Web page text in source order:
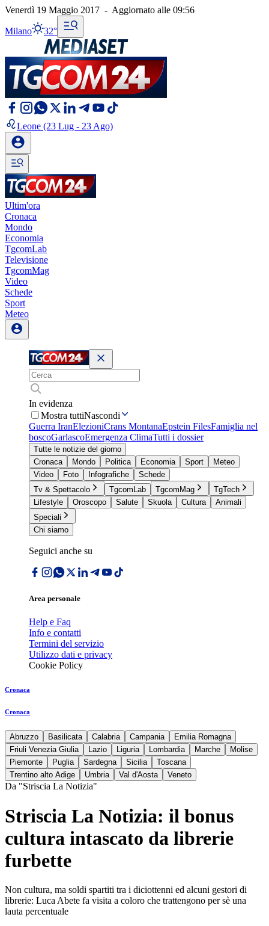
Venerdì 19 Maggio 2017 - Aggiornato alle 09:56
Milano 32°
Leone (23 Lug - 23 Ago)
Ultim'ora
Cronaca
Mondo
Economia
TgcomLab
Televisione
TgcomMag
Video
Schede
Sport
Meteo
In evidenza
Mostra tuttiNascondi
Guerra IranElezioniCrans MontanaEpstein FilesFamiglia nel
boscoGarlascoEmergenza ClimaTutti i dossier
Tutte le notizie del giorno
Cronaca
Mondo Politica Economia Sport
Meteo
Video
Foto Infografiche
Schede
Tv & Spettacolo
TgcomLab TgcomMag
TgTech
Lifestyle
Oroscopo Salute Skuola Cultura
Animali
Speciali
Chi siamo
Seguici anche su
Area personale
Help e Faq
Info e contatti
Termini del servizio
Utilizzo dati e privacy
Cookie Policy
Cronaca
Cronaca
Abruzzo Basilicata Calabria Campania
Emilia Romagna
Friuli Venezia Giulia
Lazio Liguria Lombardia Marche
Molise
Piemonte
Puglia Sardegna Sicilia
Toscana
Trentino alto Adige
Umbria Val d'Aosta Veneto
Da "Striscia La Notizia"
Striscia La Notizia: il bonus
cultura intascato da librerie
furbette
Non cultura, ma soldi spartiti tra i diciottenni ed alcuni gestori di
librerie: Luca Abete fa visita a coloro che trattengono per sè una
lauta percentuale